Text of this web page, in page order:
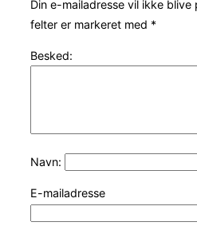
Din e-mailadresse vil ikke blive
felter er markeret med *
Besked:
Navn:
E-mailadresse